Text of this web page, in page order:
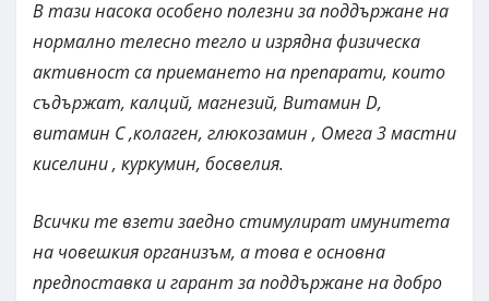
В тази насока особено полезни за поддържане на
нормално телесно тегло и изрядна физическа
активност са приемането на препарати, които
съдържат, калций, магнезий, Витамин D,
витамин C ,колаген, глюкозамин , Омега 3 мастни
киселини , куркумин, босвелия.
Всички те взети заедно стимулират имунитета
на човешкия организъм, а това е основна
предпоставка и гарант за поддържане на добро